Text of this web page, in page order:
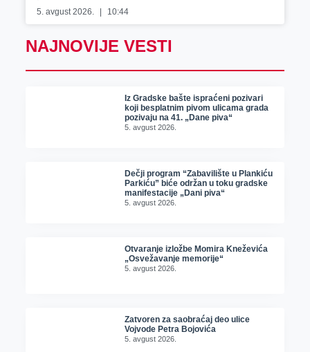
5. avgust 2026. 10:44
NAJNOVIJE VESTI
Iz Gradske bašte ispraćeni pozivari
koji besplatnim pivom ulicama grada
pozivaju na 41. „Dane piva“
5. avgust 2026.
Dečji program “Zabavilište u Plankiću
Parkiću” biće održan u toku gradske
manifestacije „Dani piva“
5. avgust 2026.
Otvaranje izložbe Momira Kneževića
„Osvežavanje memorije“
5. avgust 2026.
Zatvoren za saobraćaj deo ulice
Vojvode Petra Bojovića
5. avgust 2026.